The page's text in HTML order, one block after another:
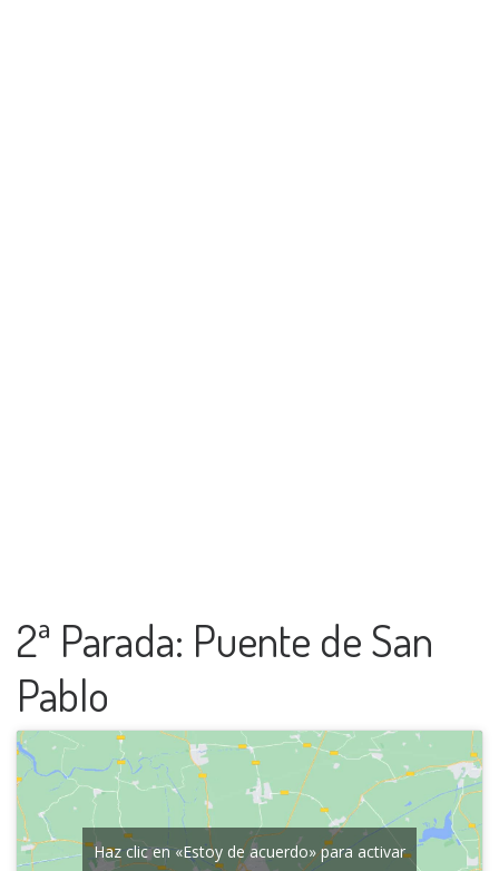
2ª Parada: Puente de San
Pablo
Haz clic en «Estoy de acuerdo» para activar